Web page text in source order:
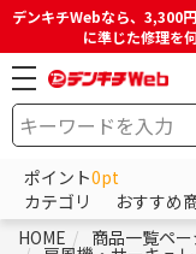
デンキチWebなら、3,300
に準じた修理を
ポイント0pt
カテゴリ
おすすめ
HOME
商品一覧ペー